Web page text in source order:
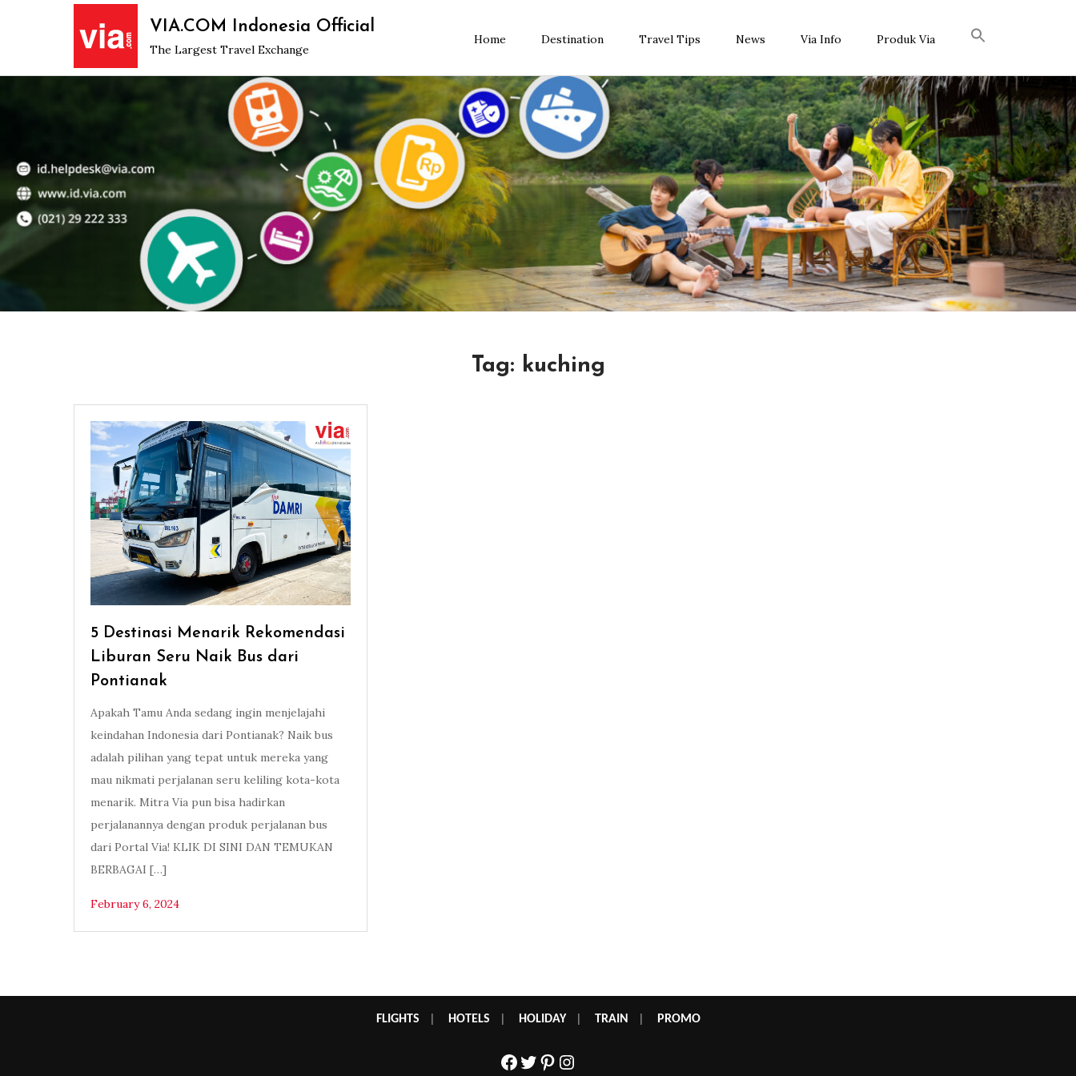
VIA.COM Indonesia Official
The Largest Travel Exchange
Home Destination Travel Tips News Via Info Produk Via
Tag: kuching
5 Destinasi Menarik Rekomendasi
Liburan Seru Naik Bus dari
Pontianak
Apakah Tamu Anda sedang ingin menjelajahi
keindahan Indonesia dari Pontianak? Naik bus
adalah pilihan yang tepat untuk mereka yang
mau nikmati perjalanan seru keliling kota-kota
menarik. Mitra Via pun bisa hadirkan
perjalanannya dengan produk perjalanan bus
dari Portal Via! KLIK DI SINI DAN TEMUKAN
BERBAGAI […]
February 6, 2024
FLIGHTS HOTELS HOLIDAY| TRAIN PROMO
Facebook
Twitter
Pinterest
Instagram